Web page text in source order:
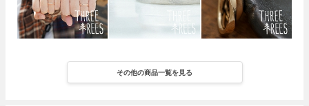
その他の商品一覧を見る